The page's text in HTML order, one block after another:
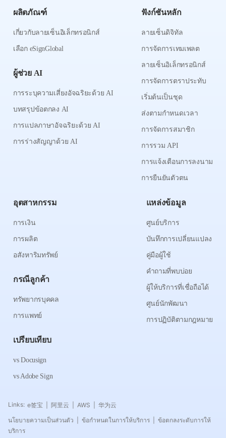
ผลิตภัณฑ์
เกี่ยวกับลายเซ็นอิเล็กทรอนิกส์
เลือก eSignGlobal
ผู้ช่วย AI
การระบุความเสี่ยงอัจฉริยะด้วย AI
บทสรุปข้อตกลง AI
การแปลภาษาอัจฉริยะด้วย AI
การร่างสัญญาด้วย AI
ฟังก์ชันหลัก
ลายเซ็นดิจิทัล
การจัดการเทมเพลต
ลายเซ็นอิเล็กทรอนิกส์
การจัดการตราประทับ
เริ่มต้นเป็นชุด
ส่งตามกำหนดเวลา
การจัดการสมาชิก
การรวม API
การแจ้งเตือนการลงนาม
การยืนยันตัวตน
อุตสาหกรรม
การเงิน
การผลิต
อสังหาริมทรัพย์
กรณีลูกค้า
ทรัพยากรบุคคล
การแพทย์
เปรียบเทียบ
vs Docusign
vs Adobe Sign
แหล่งข้อมูล
ศูนย์บริการ
บันทึกการเปลี่ยนแปลง
คู่มือผู้ใช้
คำถามที่พบบ่อย
ผู้ให้บริการที่เชื่อถือได้
ศูนย์นักพัฒนา
การปฏิบัติตามกฎหมาย
Links: e签宝 阿里云 AWS
华为云
นโยบายความเป็นส่วนตัว
ข้อกำหนดในการให้บริการ
ข้อตกลงระดับการให้
บริการ